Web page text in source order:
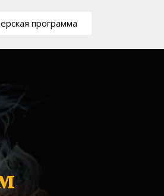
программа